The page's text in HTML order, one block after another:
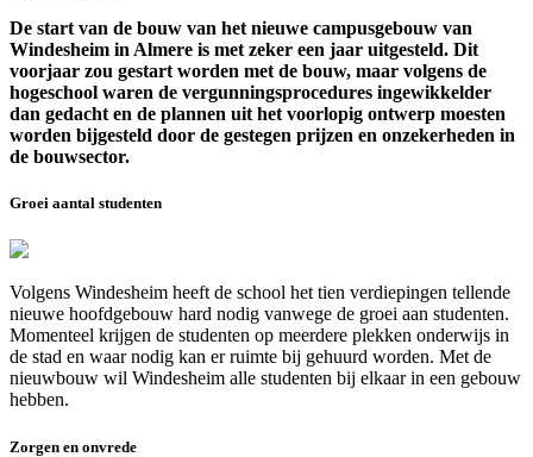
De start van de bouw van het nieuwe campusgebouw van
Windesheim in Almere is met zeker een jaar uitgesteld. Dit
voorjaar zou gestart worden met de bouw, maar volgens de
hogeschool waren de vergunningsprocedures ingewikkelder
dan gedacht en de plannen uit het voorlopig ontwerp moesten
worden bijgesteld door de gestegen prijzen en onzekerheden in
de bouwsector.
Groei aantal studenten
Volgens Windesheim heeft de school het tien verdiepingen tellende
nieuwe hoofdgebouw hard nodig vanwege de groei aan studenten.
Momenteel krijgen de studenten op meerdere plekken onderwijs in
de stad en waar nodig kan er ruimte bij gehuurd worden. Met de
nieuwbouw wil Windesheim alle studenten bij elkaar in een gebouw
hebben.
Zorgen en onvrede